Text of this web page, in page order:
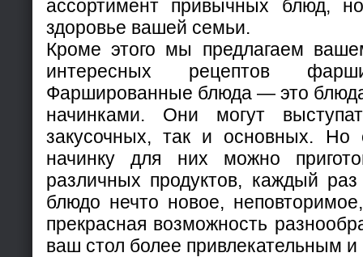
ассортимент привычных блюд,
здоровье вашей семьи.
Кроме этого мы предлагаем
интересных рецептов
Фаршированные блюда — это
начинками. Они могут
закусочных, так и основных. Но
начинку для них можно
различных продуктов, каждый
блюдо нечто новое,
прекрасная возможность
ваш стол более привлекательным